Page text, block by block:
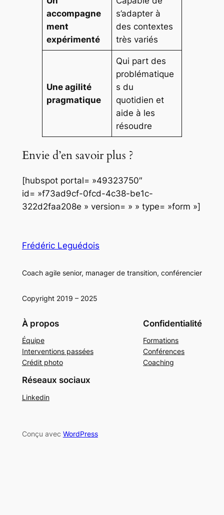
accompagne
ment
expérimenté
s’adapter à
des contextes
très variés
Une agilité
pragmatique
Qui part des
problématique
s du
quotidien et
aide à les
résoudre
Envie d’en savoir plus ?
[hubspot portal= »49323750″
id= »f73ad9cf-0fcd-4c38-be1c-
322d2faa208e » version= » » type= »form »]
Frédéric Leguédois
Coach agile senior, manager de transition, conférencier
Copyright 2019 – 2025
À propos
Équipe
Interventions passées
Crédit photo
Confidentialité
Formations
Conférences
Coaching
Réseaux sociaux
Linkedin
Conçu avec WordPress